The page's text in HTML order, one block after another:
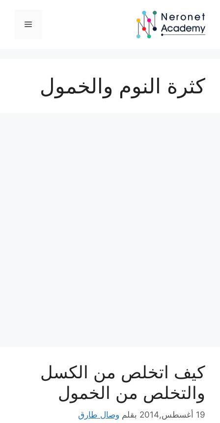
المحتوى
القائمة
كثرة النوم والخمول
كيف اتخلص من الكسل
والتخلص من الخمول
19 أغسطس,2014 بقلم وصال طارق